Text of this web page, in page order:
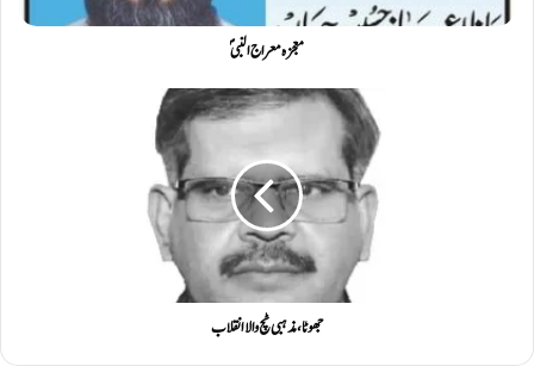
معجزہ معراج النبیؐ
جھوٹا، مذہبی ٹچ والا انقلاب